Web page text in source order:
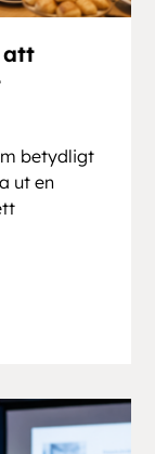
att
betydligt
ut en